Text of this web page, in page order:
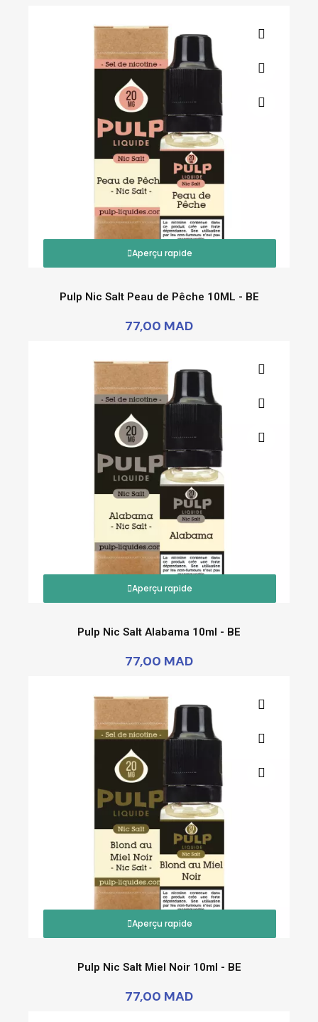
Aperçu rapide
Pulp Nic Salt Peau de Pêche 10ML - BE
77,00 MAD
Aperçu rapide
Pulp Nic Salt Alabama 10ml - BE
77,00 MAD
Aperçu rapide
Pulp Nic Salt Miel Noir 10ml - BE
77,00 MAD